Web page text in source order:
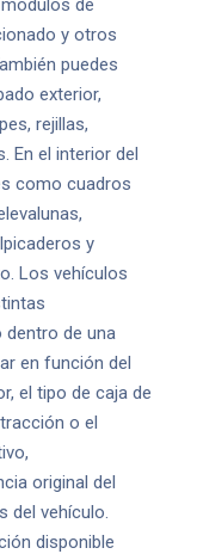
de
y otros
puedes
exterior,
rejillas,
En el interior del
como cuadros
y
Los vehículos
dentro de una
en función del
el tipo de caja de
o el
original del
del vehículo.
disponible